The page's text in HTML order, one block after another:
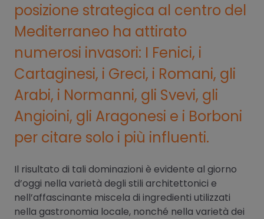
posizione strategica al centro del
Mediterraneo ha attirato
numerosi invasori: I Fenici, i
Cartaginesi, i Greci, i Romani, gli
Arabi, i Normanni, gli Svevi, gli
Angioini, gli Aragonesi e i Borboni
per citare solo i più influenti.
Il risultato di tali dominazioni è evidente al giorno
d’oggi nella varietà degli stili architettonici e
nell’affascinante miscela di ingredienti utilizzati
nella gastronomia locale, nonché nella varietà dei